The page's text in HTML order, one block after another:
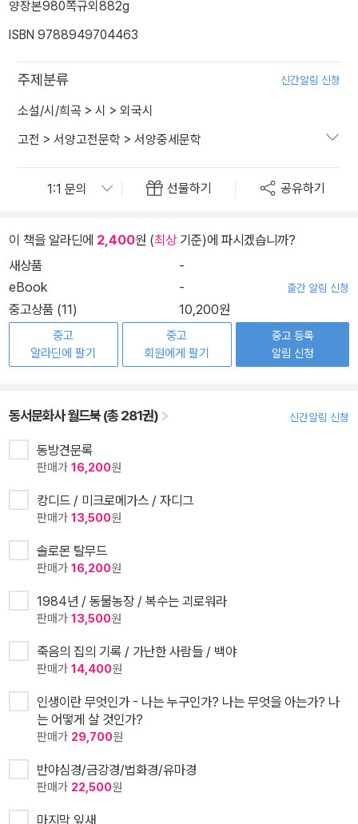
양장본980쪽규외 882g
ISBN 9788949704463
주제분류 신간알림 신청
소설/시/희곡 > 시 > 외국시
고전 > 서양고전문학 > 서양중세문학
선물하기 공유하기
이 책을 알라딘에 2,400원 (최상기준)에 파시겠습니까?
새상품
-
eBook
- 출간 알림 신청
중고상품 (11) 10,200원
중고
알라딘에 팔기
중고
회원에게 팔기
중고 등록
알림 신청
동서문화사 월드북 (총 281권) 신간알림 신청
동방견문록
판매가 16,200원
캉디드 / 미크로메가스 / 자디그
판매가 13,500원
솔로몬 탈무드
판매가 16,200원
1984년 / 동물농장 / 복수는 괴로워라
판매가 13,500원
죽음의 집의 기록 / 가난한 사람들 / 백야
판매가 14,400원
인생이란 무엇인가 - 나는 누구인가? 나는 무엇을 아는가? 나
는 어떻게 살 것인가?
판매가 29,700원
반야심경/금강경/법화경/유마경
판매가 22,500원
마지막 잎새